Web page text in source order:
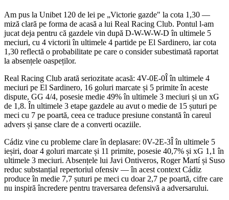
Am pus la Unibet 120 de lei pe „Victorie gazde" la cota 1,30 —
miză clară pe forma de acasă a lui Real Racing Club. Pontul l-am
jucat deja pentru că gazdele vin după D-W-W-W-D în ultimele 5
meciuri, cu 4 victorii în ultimele 4 partide pe El Sardinero, iar cota
1,30 reflectă o probabilitate pe care o consider subestimată raportat
la absențele oaspeților.
Real Racing Club arată seriozitate acasă: 4V-0E-0Î în ultimele 4
meciuri pe El Sardinero, 16 goluri marcate și 5 primite în aceste
dispute, GG 4/4, posesie medie 49% în ultimele 3 meciuri și un xG
de 1,8. În ultimele 3 etape gazdele au avut o medie de 15 șuturi pe
meci cu 7 pe poartă, ceea ce traduce presiune constantă în careul
advers și șanse clare de a converti ocaziile.
Cádiz vine cu probleme clare în deplasare: 0V-2E-3Î în ultimele 5
ieșiri, doar 4 goluri marcate și 11 primite, posesie 40,7% și xG 1,1 în
ultimele 3 meciuri. Absențele lui Javi Ontiveros, Roger Martí și Suso
reduc substanțial repertoriul ofensiv — în acest context Cádiz
produce în medie 7,7 șuturi pe meci cu doar 2,7 pe poartă, cifre care
nu inspiră încredere pentru traversarea defensivă a adversarului.